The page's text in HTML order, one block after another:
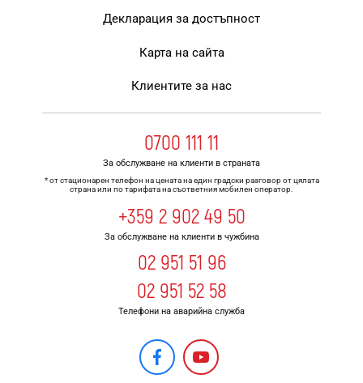
Декларация за достъпност
Карта на сайта
Клиентите за нас
0700 111 11
За обслужване на клиенти в страната
* от стационарен телефон на цената на един градски разговор от цялата
страна или по тарифата на съответния мобилен оператор.
+359 2 902 49 50
За обслужване на клиенти в чужбина
02 951 51 96
02 951 52 58
Телефони на аварийна служба